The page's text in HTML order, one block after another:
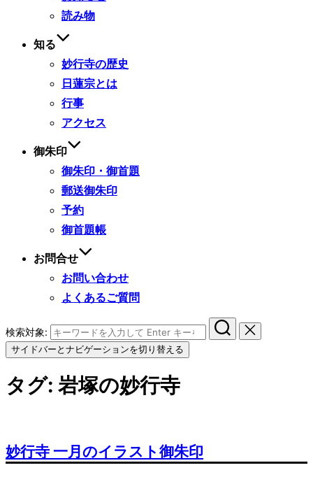
読み物
知る
妙行寺の歴史
日蓮宗とは
行事
アクセス
御朱印
御朱印・御首題
郵送御朱印
予約
御首題帳
お問合せ
お問い合わせ
よくあるご質問
検索対象:
サイドバーとナビゲーションを切り替える
タグ: 岩塚の妙行寺
妙行寺 一月のイラスト御朱印